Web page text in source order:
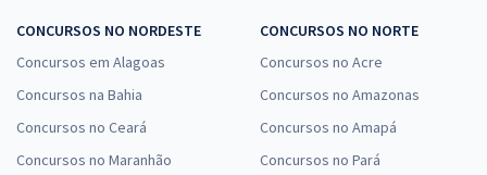
CONCURSOS NO NORDESTE
Concursos em Alagoas
Concursos na Bahia
Concursos no Ceará
Concursos no Maranhão
CONCURSOS NO NORTE
Concursos no Acre
Concursos no Amazonas
Concursos no Amapá
Concursos no Pará